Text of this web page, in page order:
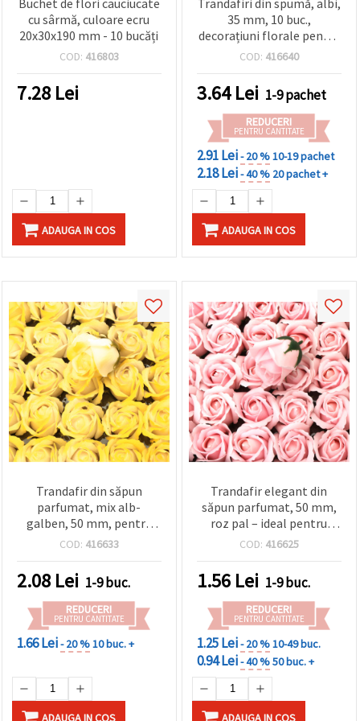
cu sârmă, culoare ecru
20x30x190 mm - 10 bucăți
COD: 416803
7.28 Lei
ADAUGA IN COS
35 mm, 10 buc.,
decorațiuni florale pentru
hobby creativ,
COD: 416640
3.64Lei 1-9 pachet
REDUCERI
PENTRU CANTITATE
2.91 Lei- 20 %10-19 pachet
2.18 Lei- 40 % 20 pachet +
ADAUGA IN COS
Trandafir din săpun
parfumat, mix alb-
galben, 50 mm, pentru
buchete, cadouri, decor
DIY/handmade
COD: 416633
2.08 Lei 1-9 buc.
REDUCERI
PENTRU CANTITATE
1.66 Lei- 20 %10 buc. +
ADAUGA IN COS
Trandafir elegant din
săpun parfumat, 50 mm,
roz pal – ideal pentru
cadouri, decorațiuni și
COD: 416625
1.56 Lei 1-9 buc.
REDUCERI
PENTRU CANTITATE
1.25 Lei- 20 %10-49 buc.
0.94 Lei- 40 %50 buc. +
ADAUGA IN COS